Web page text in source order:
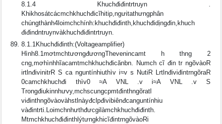
8.1.4 Khuchđiđintrtruyn .
Khikhosátcácmchkhuchđicĩhitip,ngưitathưngphân
chúngthành4loimchchính:khuchđiđinth,khuchđidịngđin,khuch
điđindntruynvàkhuchđiđintrtruyn.
8.1.1Khuchđiđinth:(Voltageamplifier)
Hình8.1mơtmchtươngđươngThevenincamt h thng 2
cng,mơhìnhhĩacamtmchkhuchđicănbn. Numch cĩ đin tr ngõvàoR
irtlnđivinitrR S ca nguntínhiuthìv i≈v s NutiR LrtlnđiviđintrngõraR
0camchkhuchđi thìv0 ≈A VNL .v i≈A VNL .v S
Trongđiukinnhưvy,mchscungcpmtđinthngõratl
viđinthngõvàovàhstlnàyđclpđivibiênđcanguntínhiu
vàđintrti.Loimchnhưthđưcgilàmchkhuchđiđinth.
MtmchkhuchđiđinthlýtưngkhicĩđintrngõvàoRi